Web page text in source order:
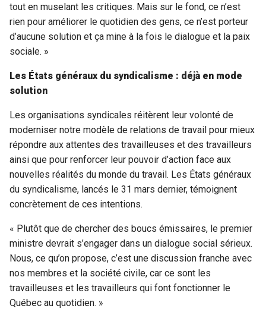
tout en muselant les critiques. Mais sur le fond, ce n’est
rien pour améliorer le quotidien des gens, ce n’est porteur
d’aucune solution et ça mine à la fois le dialogue et la paix
sociale. »
Les États généraux du syndicalisme : déjà en mode
solution
Les organisations syndicales réitèrent leur volonté de
moderniser notre modèle de relations de travail pour mieux
répondre aux attentes des travailleuses et des travailleurs
ainsi que pour renforcer leur pouvoir d’action face aux
nouvelles réalités du monde du travail. Les États généraux
du syndicalisme, lancés le 31 mars dernier, témoignent
concrètement de ces intentions.
« Plutôt que de chercher des boucs émissaires, le premier
ministre devrait s’engager dans un dialogue social sérieux.
Nous, ce qu’on propose, c’est une discussion franche avec
nos membres et la société civile, car ce sont les
travailleuses et les travailleurs qui font fonctionner le
Québec au quotidien. »